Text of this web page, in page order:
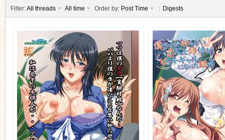
Filter:All threads All time Order by: Post Time Digests